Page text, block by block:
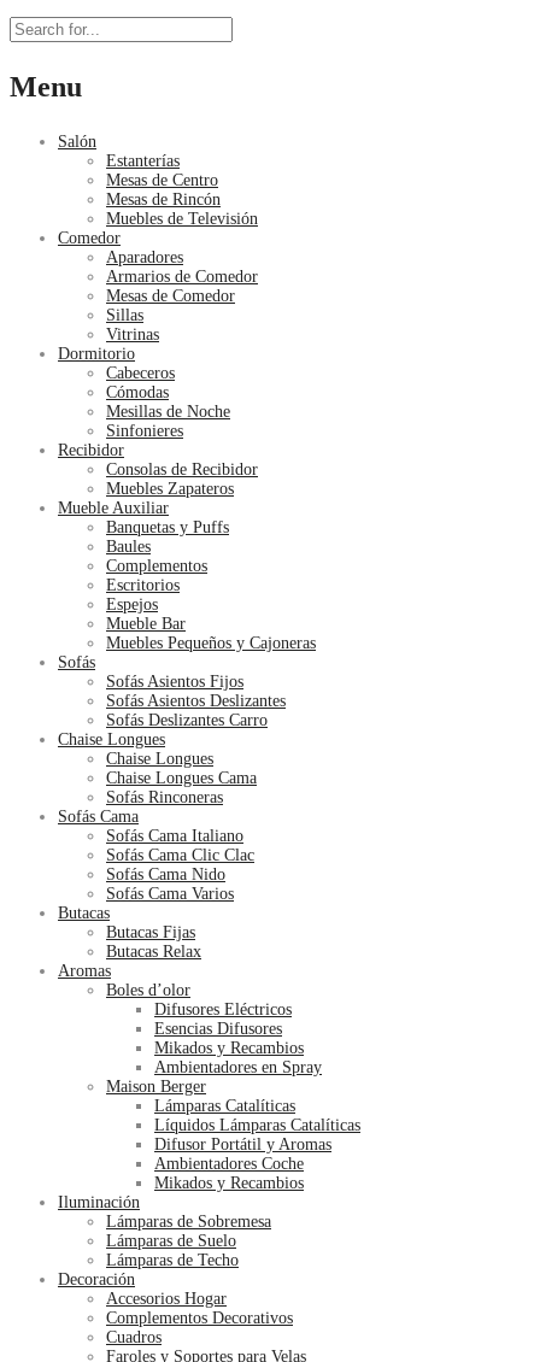
Menu
Salón
Estanterías
Mesas de Centro
Mesas de Rincón
Muebles de Televisión
Comedor
Aparadores
Armarios de Comedor
Mesas de Comedor
Sillas
Vitrinas
Dormitorio
Cabeceros
Cómodas
Mesillas de Noche
Sinfonieres
Recibidor
Consolas de Recibidor
Muebles Zapateros
Mueble Auxiliar
Banquetas y Puffs
Baules
Complementos
Escritorios
Espejos
Mueble Bar
Muebles Pequeños y Cajoneras
Sofás
Sofás Asientos Fijos
Sofás Asientos Deslizantes
Sofás Deslizantes Carro
Chaise Longues
Chaise Longues
Chaise Longues Cama
Sofás Rinconeras
Sofás Cama
Sofás Cama Italiano
Sofás Cama Clic Clac
Sofás Cama Nido
Sofás Cama Varios
Butacas
Butacas Fijas
Butacas Relax
Aromas
Boles d’olor
Difusores Eléctricos
Esencias Difusores
Mikados y Recambios
Ambientadores en Spray
Maison Berger
Lámparas Catalíticas
Líquidos Lámparas Catalíticas
Difusor Portátil y Aromas
Ambientadores Coche
Mikados y Recambios
Iluminación
Lámparas de Sobremesa
Lámparas de Suelo
Lámparas de Techo
Decoración
Accesorios Hogar
Complementos Decorativos
Cuadros
Faroles y Soportes para Velas